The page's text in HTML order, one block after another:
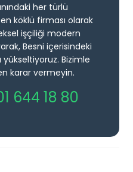
her türlü
köklü firması olarak
işçiliği modern
Besni içerisindeki
yükseltiyoruz. Bizimle
karar vermeyin.
644 18 80